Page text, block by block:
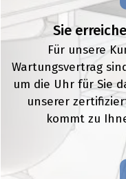
Sie
Für unsere
Wartungsvertrag
um die Uhr für Sie
unserer
kommt zu